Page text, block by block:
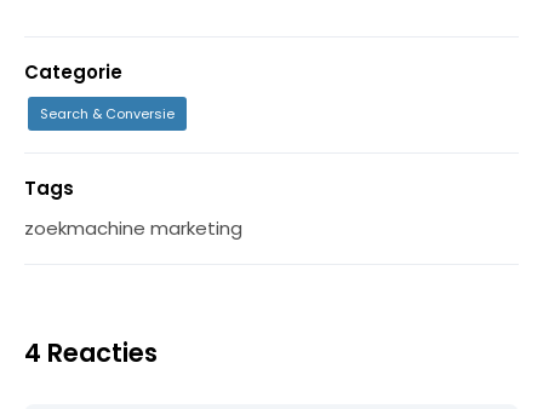
Categorie
Search & Conversie
Tags
zoekmachine marketing
4 Reacties